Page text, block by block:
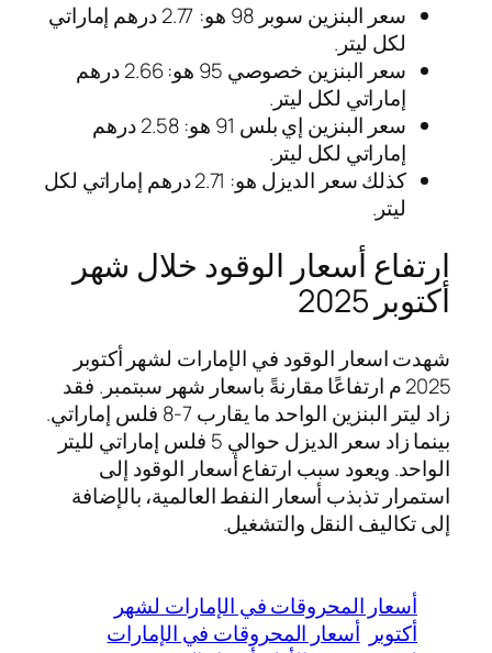
سعر البنزين سوبر 98 هو: 2.77 درهم إماراتي
لكل ليتر.
سعر البنزين خصوصي 95 هو: 2.66 درهم
إماراتي لكل ليتر.
سعر البنزين إي بلس 91 هو: 2.58 درهم
إماراتي لكل ليتر.
كذلك سعر الديزل هو: 2.71 درهم إماراتي لكل
ليتر.
ارتفاع أسعار الوقود خلال شهر
أكتوبر 2025
شهدت اسعار الوقود في الإمارات لشهر أكتوبر
2025 م ارتفاعًا مقارنةً باسعار شهر سبتمبر. فقد
زاد ليتر البنزين الواحد ما يقارب 7-8 فلس إماراتي.
بينما زاد سعر الديزل حوالي 5 فلس إماراتي لليتر
الواحد. ويعود سبب ارتفاع أسعار الوقود إلى
استمرار تذبذب أسعار النفط العالمية، بالإضافة
إلى تكاليف النقل والتشغيل.
أسعار المحروقات في الإمارات لشهر
أكتوبر أسعار المحروقات في الإمارات